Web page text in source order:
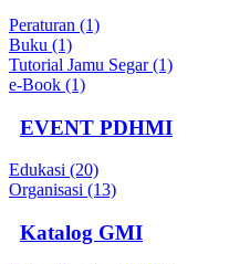
Peraturan (1)
Buku (1)
Tutorial Jamu Segar (1)
e-Book (1)
EVENT PDHMI
Edukasi (20)
Organisasi (13)
Katalog GMI